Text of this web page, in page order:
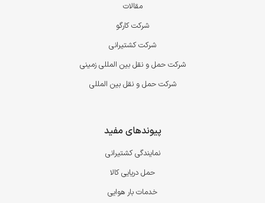
مقالات
شرکت کارگو
شرکت کشتیرانی
شرکت حمل و نقل بین المللی زمینی
شرکت حمل و نقل بین المللی
پیوندهای مفید
نمایندگی کشتیرانی
حمل دریایی کالا
خدمات بار هوایی